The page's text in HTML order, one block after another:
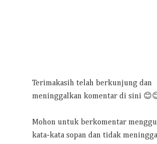
Terimakasih telah berkunjung dan
meninggalkan komentar di sini
Mohon untuk berkomentar
kata-kata sopan dan tidak